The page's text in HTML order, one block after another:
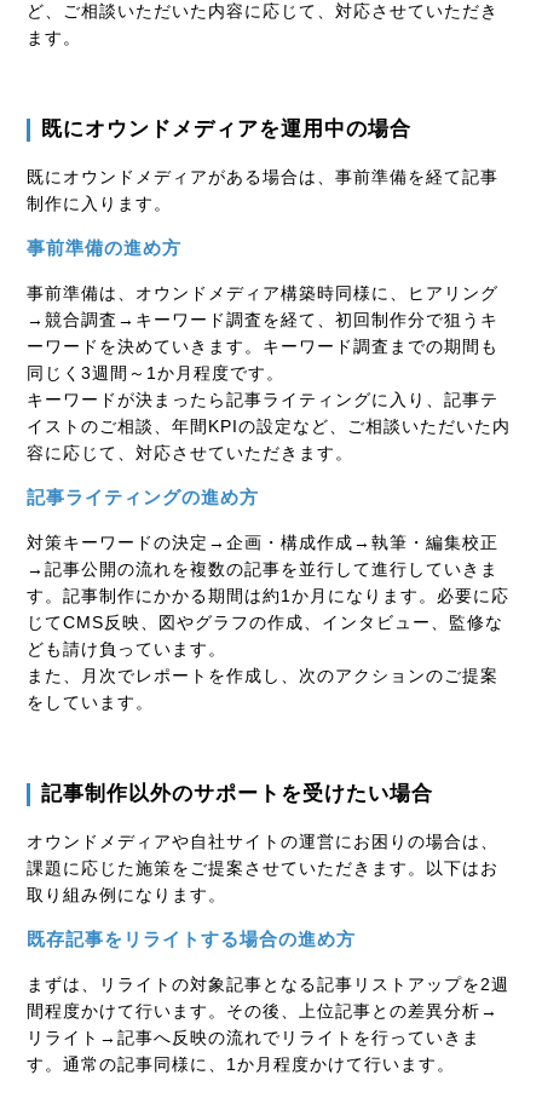
ど、ご相談いただいた内容に応じて、対応させていただき
ます。
既にオウンドメディアを運用中の場合
既にオウンドメディアがある場合は、事前準備を経て記事
制作に入ります。
事前準備の進め方
事前準備は、オウンドメディア構築時同様に、ヒアリング
→競合調査→キーワード調査を経て、初回制作分で狙うキ
ーワードを決めていきます。キーワード調査までの期間も
同じく3週間～ 1か月程度です。
キーワードが決まったら記事ライティングに入り、記事テ
イストのご相談、年間 KPIの設定など、ご相談いただいた内
容に応じて、対応させていただきます。
記事ライティングの進め方
対策キーワードの決定→企画・構成作成→執筆・編集校正
→記事公開の流れを複数の記事を並行して進行していきま
す。記事制作にかかる期間は約1か月になります。必要に応
じてCMS反映、図やグラフの作成、インタビュー、監修な
ども請け負っています。
また、月次でレポートを作成し、次のアクションのご提案
をしています。
記事制作以外のサポートを受けたい場合
オウンドメディアや自社サイトの運営にお困りの場合は、
課題に応じた施策をご提案させていただきます。以下はお
取り組み例になります。
既存記事をリライトする場合の進め方
まずは、リライトの対象記事となる記事リストアップを2週
間程度かけて行います。その後、上位記事との差異分析→
リライト→記事へ反映の流れでリライトを行っていきま
す。通常の記事同様に、 1か月程度かけて行います。